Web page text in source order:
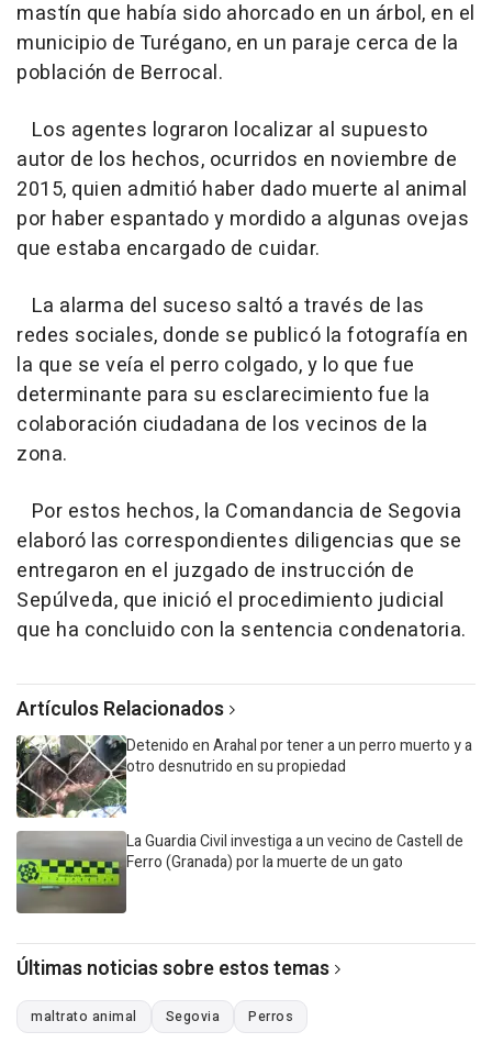
mastín que había sido ahorcado en un árbol, en el
municipio de Turégano, en un paraje cerca de la
población de Berrocal.
Los agentes lograron localizar al supuesto
autor de los hechos, ocurridos en noviembre de
2015, quien admitió haber dado muerte al animal
por haber espantado y mordido a algunas ovejas
que estaba encargado de cuidar.
La alarma del suceso saltó a través de las
redes sociales, donde se publicó la fotografía en
la que se veía el perro colgado, y lo que fue
determinante para su esclarecimiento fue la
colaboración ciudadana de los vecinos de la
zona.
Por estos hechos, la Comandancia de Segovia
elaboró las correspondientes diligencias que se
entregaron en el juzgado de instrucción de
Sepúlveda, que inició el procedimiento judicial
que ha concluido con la sentencia condenatoria.
Artículos Relacionados
Detenido en Arahal por tener a un perro muerto y a
otro desnutrido en su propiedad
La Guardia Civil investiga a un vecino de Castell de
Ferro (Granada) por la muerte de un gato
Últimas noticias sobre estos temas
maltrato animal Segovia Perros